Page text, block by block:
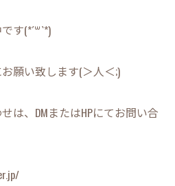
す(*´꒳`*)
願い致します(＞人＜;)
は、DMまたはHPにてお問い合